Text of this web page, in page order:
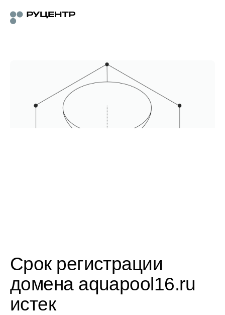
Срок регистрации
домена aquapool16.ru
истек